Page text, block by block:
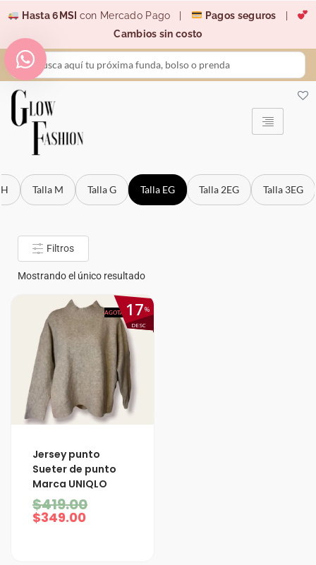
contenido
Hasta 6MSI con Mercado Pago | Pagos seguros
Cambios sin costo
Search
...
Talla M Talla G Talla EG Talla 2EG Talla 3EG
Filtros
Mostrando el único resultado
AGOTADO %
DESC
17
Jersey punto
Sueter de punto
Marca UNIQLO
$419.00
El
precio
original
era:
$349.00
El
precio
actual
es:
$349.00.